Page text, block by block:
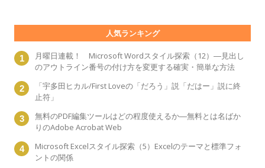
人気ランキング
月曜日連載！ Microsoft Wordスタイル探索（12）―見出し
のアウトライン番号の付け方を変更する確実・簡単な方法
「宇多田ヒカル/First Loveの「だろう」説「だはー」説に終
止符」
無料のPDF編集ツールはどの程度使えるか―無料とは名ばか
りのAdobe Acrobat Web
Microsoft Excelスタイル探索（5）Excelのテーマと標準フォ
ントの関係